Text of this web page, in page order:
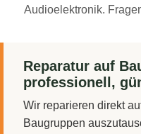
Audioelektronik.
Reparatur auf
professionell,
Wir reparieren direkt
Baugruppen